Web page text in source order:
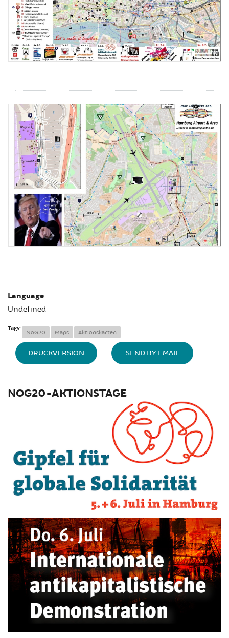
Language
Undefined
Tags:
NoG20 Maps Aktionskarten
DRUCKVERSION SEND BY EMAIL
NOG20-AKTIONSTAGE